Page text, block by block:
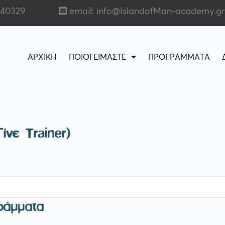
email: info@IslandofMan-academy.gr
ΑΡΧΙΚΗ ΠΟΙΟΙ ΕΙΜΑΣΤΕ ΠΡΟΓΡΑΜΜΑΤΑ
Trainer)